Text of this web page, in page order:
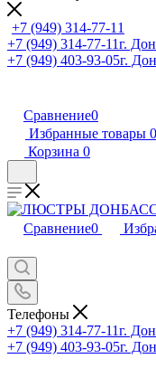
+7 (949) 314-77-11
+7 (949) 314-77-11г.
+7 (949) 403-93-05г.
Сравнение0
Избранные товары 0
Корзина 0
Сравнение0
Телефоны
+7 (949) 314-77-11г.
+7 (949) 403-93-05г.